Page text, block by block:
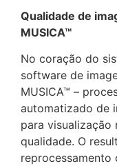
Qualidade de
MUSICA™
No coração do
software de
MUSICA™ –
automatizado de
para visualização
qualidade. O
reprocessamento